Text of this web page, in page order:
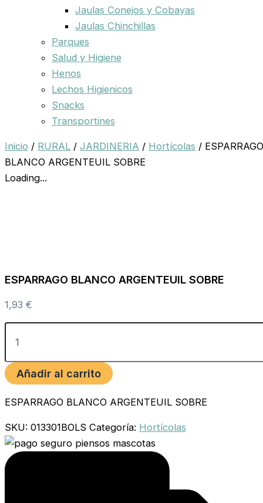
Jaulas Conejos y Cobayas
Jaulas Chinchillas
Parques
Salud y Higiene
Henos
Lechos Higienicos
Snacks
Transportines
Inicio / RURAL / JARDINERIA / Hortícolas / ESPARRAGO
BLANCO ARGENTEUIL SOBRE
Loading...
ESPARRAGO BLANCO ARGENTEUIL SOBRE
1,93 €
Añadir al carrito
ESPARRAGO BLANCO ARGENTEUIL SOBRE
SKU: 013301BOLS Categoría: Hortícolas